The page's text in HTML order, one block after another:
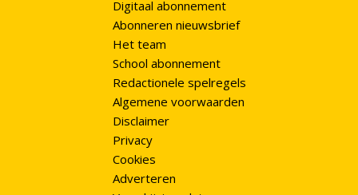
Digitaal abonnement
Abonneren nieuwsbrief
Het team
School abonnement
Redactionele spelregels
Algemene voorwaarden
Disclaimer
Privacy
Cookies
Adverteren